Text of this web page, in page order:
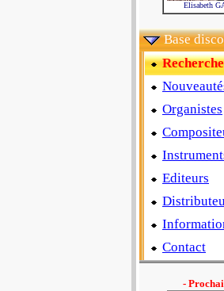
Elisabeth
Base
Recherche
Organistes
Editeurs
Contact
-